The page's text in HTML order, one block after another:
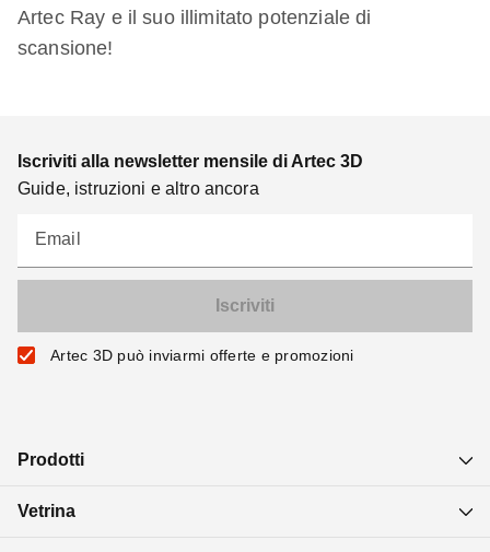
Artec Ray e il suo illimitato potenziale di
scansione!
Iscriviti alla newsletter mensile di Artec 3D
Guide, istruzioni e altro ancora
Email
Artec 3D può inviarmi offerte e promozioni
Prodotti
Vetrina